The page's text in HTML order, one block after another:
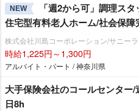
NEW
「週2から可」調理ス
住宅型有料老人ホーム/社会保障
株式会社川島コーポレーション/サニー
時給1,225円～1,300円
アルバイト・パート / 神奈川県
大手保険会社のコールセンター
日8h